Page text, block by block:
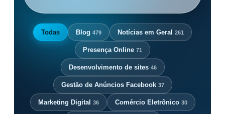
Todas Blog 479 Notícias em Geral 261
Presença Online 71
Desenvolvimento de sites 46
Gestão de Anúncios Facebook 37
Marketing Digital 36 Comércio Eletrônico 30